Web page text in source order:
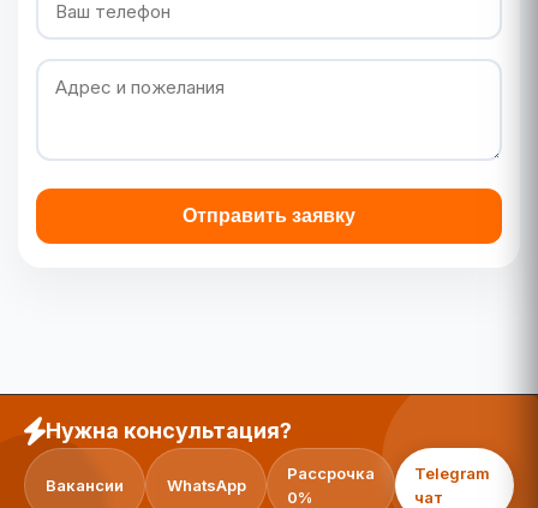
Отправить заявку
Нужна консультация?
Вакансии WhatsApp
Рассрочка
0%
Telegram
чат